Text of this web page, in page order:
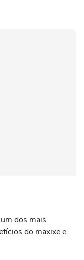
dos mais
do maxixe e